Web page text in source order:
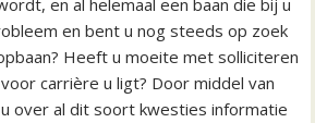
en al helemaal een baan die bij u
en bent u nog steeds op zoek
Heeft u moeite met solliciteren
carrière u ligt? Door middel van
over al dit soort kwesties informatie